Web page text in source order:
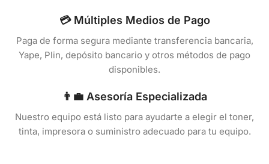
💳 Múltiples Medios de Pago
Paga de forma segura mediante transferencia bancaria,
Yape, Plin, depósito bancario y otros métodos de pago
disponibles.
👨‍💼 Asesoría Especializada
Nuestro equipo está listo para ayudarte a elegir el toner,
tinta, impresora o suministro adecuado para tu equipo.